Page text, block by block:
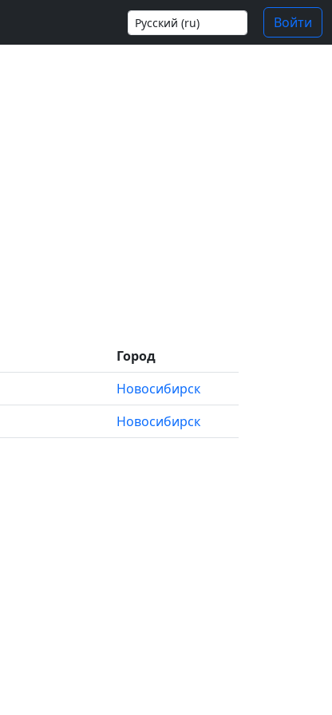
Войти
Город
Новосибирск
Новосибирск